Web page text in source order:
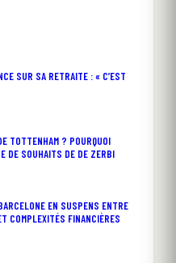
SUR SA RETRAITE : « C’EST
TOTTENHAM ? POURQUOI
DE SOUHAITS DE DE ZERBI
EN SUSPENS ENTRE
COMPLEXITÉS FINANCIÈRES